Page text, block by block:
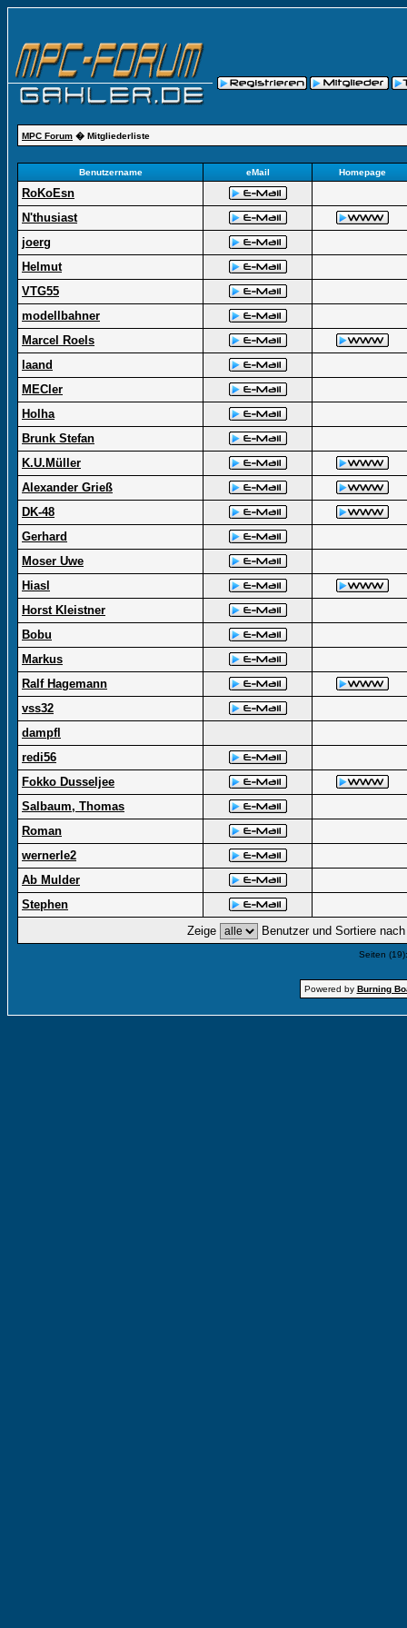
MPC Forum � Mitgliederliste
Benutzername eMail Homepage
RoKoEsn
N'thusiast
joerg
Helmut
VTG55
modellbahner
Marcel Roels
laand
MECler
Holha
Brunk Stefan
K.U.Müller
Alexander Grieß
DK-48
Gerhard
Moser Uwe
Hiasl
Horst Kleistner
Bobu
Markus
Ralf Hagemann
vss32
dampfl
redi56
Fokko Dusseljee
Salbaum, Thomas
Roman
wernerle2
Ab Mulder
Stephen
Zeige
Benutzer und Sortiere
Seiten
Powered by Burning